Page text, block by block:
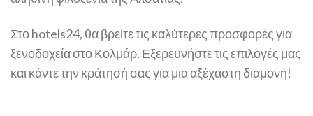
Στο hotels24, θα βρείτε τις καλύτερες προσφορές για
ξενοδοχεία στο Κολμάρ. Εξερευνήστε τις επιλογές μας
και κάντε την κράτησή σας για μια αξέχαστη διαμονή!